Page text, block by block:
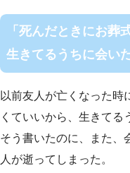
「死んだときにお葬
生きてるうちに会いた
以前友人が亡くなった時
くていいから、生きてる
そう書いたのに、また、
人が逝ってしまった。